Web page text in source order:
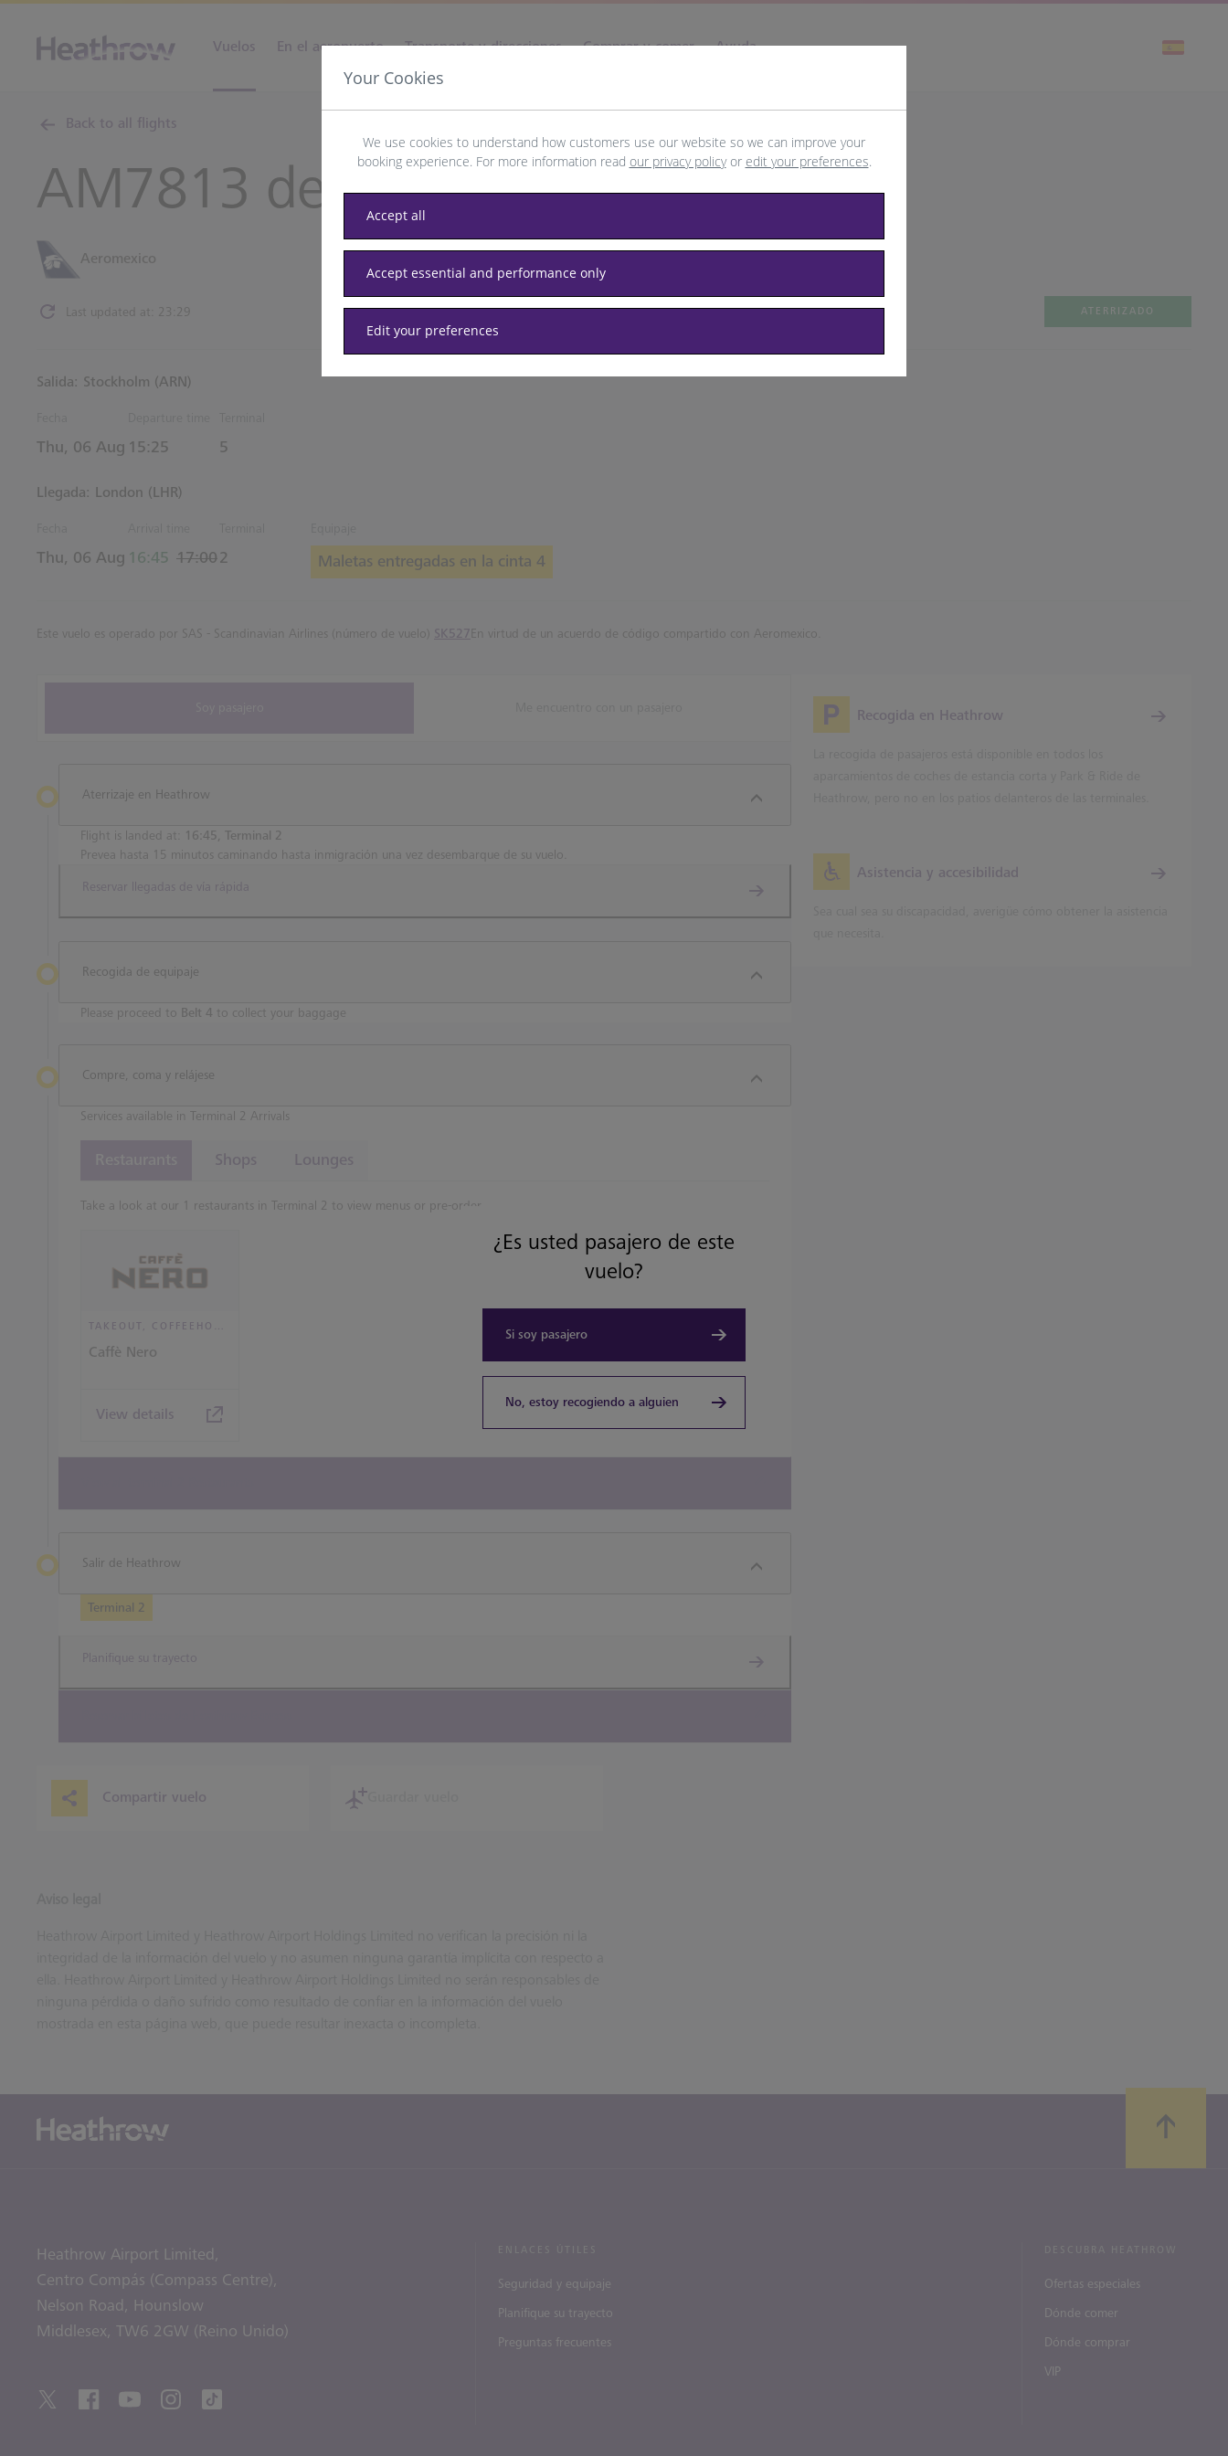
Vuelos En el aeropuerto Transporte y direcciones Comprar y comer Ayuda
Back to all flights
AM7813 desdeStockholm
Aeromexico
Last updated at: 23:29 ATERRIZADO
Salida: Stockholm (ARN)
Thu, 06 Aug Estimated Hora
15:25 5
Llegada: London (LHR)
Thu, 06 Aug actual Hora
16:45
Estimated Hora
17:002 Maletas entregadas en la cinta 4
Este vuelo es operado por SAS - Scandinavian Airlines (número de vuelo) SK527En virtud de un acuerdo de código compartido con Aeromexico.
Aterrizaje en Heathrow
Flight is landed at:
16:45, Terminal 2
Prevea hasta 15 minutos caminando hasta inmigración una vez desembarque de su vuelo.
Reservar llegadas de vía rápida
Recogida de equipaje
Please proceed to Belt 4 to collect your baggage
Compre, coma y relájese
Services available in Terminal 2 Arrivals
Shops Lounges
Take a look at our 1 restaurants in Terminal 2 to view menus or pre-order.
TAKEOUT, COFFEEHOUSE AND CAFÉ
Caffè Nero
View details
Salir de Heathrow
Terminal 2
Planifique su trayecto
Recogida en Heathrow
Asistencia y accesibilidad
Compartir vuelo
Heathrow Airport Limited,
Centro Compás (Compass Centre),
Nelson Road, Hounslow
Middlesex, TW6 2GW (Reino Unido)
Seguridad y equipaje
Planifique su trayecto
Preguntas frecuentes
Ofertas especiales
Dónde comer
Dónde comprar
VIP
Your Cookies
We use cookies to understand how customers use our website so we can improve your
booking experience. For more information read our privacy policyor edit your preferences.
Accept all
Accept essential and performance only
Edit your preferences
¿Es usted pasajero de este
vuelo?
Si soy pasajero
No, estoy recogiendo a alguien